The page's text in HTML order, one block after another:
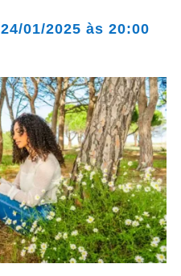
24/01/2025 às 20:00